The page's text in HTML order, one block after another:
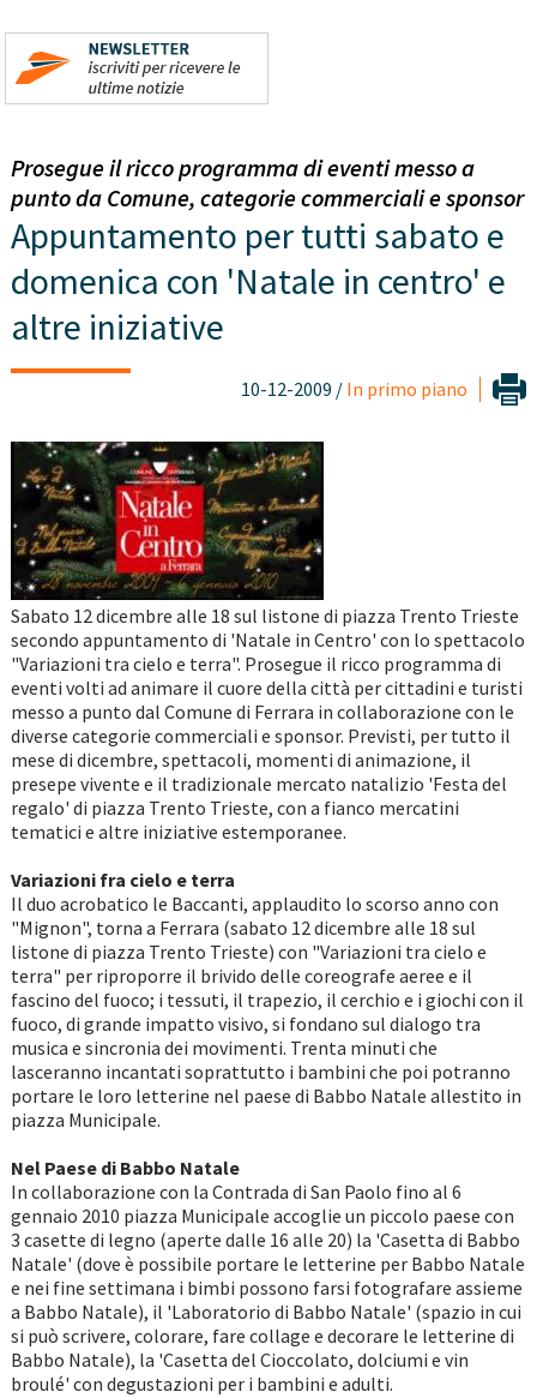
Prosegue il ricco programma di eventi messo a
punto da Comune, categorie commerciali e sponsor
Appuntamento per tutti sabato e
domenica con 'Natale in centro' e
altre iniziative
10-12-2009 / In primo piano
Sabato 12 dicembre alle 18 sul listone di piazza Trento Trieste
secondo appuntamento di 'Natale in Centro' con lo spettacolo
"Variazioni tra cielo e terra". Prosegue il ricco programma di
eventi volti ad animare il cuore della città per cittadini e turisti
messo a punto dal Comune di Ferrara in collaborazione con le
diverse categorie commerciali e sponsor. Previsti, per tutto il
mese di dicembre, spettacoli, momenti di animazione, il
presepe vivente e il tradizionale mercato natalizio 'Festa del
regalo' di piazza Trento Trieste, con a fianco mercatini
tematici e altre iniziative estemporanee.
Variazioni fra cielo e terra
Il duo acrobatico le Baccanti, applaudito lo scorso anno con
"Mignon", torna a Ferrara (sabato 12 dicembre alle 18 sul
listone di piazza Trento Trieste) con "Variazioni tra cielo e
terra" per riproporre il brivido delle coreografe aeree e il
fascino del fuoco; i tessuti, il trapezio, il cerchio e i giochi con il
fuoco, di grande impatto visivo, si fondano sul dialogo tra
musica e sincronia dei movimenti. Trenta minuti che
lasceranno incantati soprattutto i bambini che poi potranno
portare le loro letterine nel paese di Babbo Natale allestito in
piazza Municipale.
Nel Paese di Babbo Natale
In collaborazione con la Contrada di San Paolo fino al 6
gennaio 2010 piazza Municipale accoglie un piccolo paese con
3 casette di legno (aperte dalle 16 alle 20) la 'Casetta di Babbo
Natale' (dove è possibile portare le letterine per Babbo Natale
e nei fine settimana i bimbi possono farsi fotografare assieme
a Babbo Natale), il 'Laboratorio di Babbo Natale' (spazio in cui
si può scrivere, colorare, fare collage e decorare le letterine di
Babbo Natale), la 'Casetta del Cioccolato, dolciumi e vin
broulé' con degustazioni per i bambini e adulti.